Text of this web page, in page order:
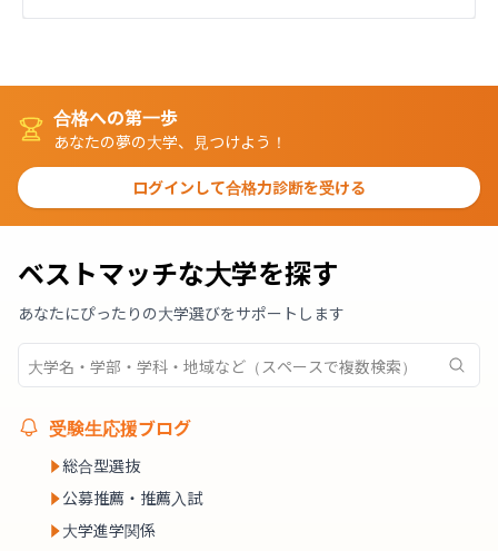
合格への第一歩
あなたの夢の大学、見つけよう！
ログインして合格力診断を受ける
ベストマッチな大学を探す
あなたにぴったりの大学選びをサポートします
受験生応援ブログ
総合型選抜
公募推薦・推薦入試
大学進学関係